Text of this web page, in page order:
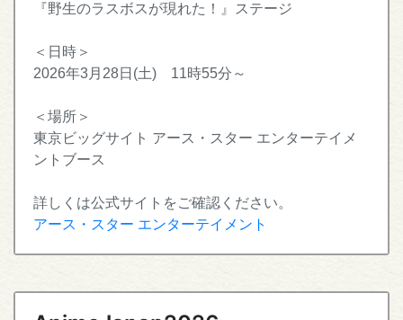
『野生のラスボスが現れた！』ステージ
＜日時＞
2026年3月28日(土) 11時55分～
＜場所＞
東京ビッグサイト アース・スター エンターテイメ
ントブース
詳しくは公式サイトをご確認ください。
アース・スター エンターテイメント